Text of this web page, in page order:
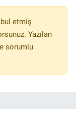
etmiş
Yazılan
sorumlu